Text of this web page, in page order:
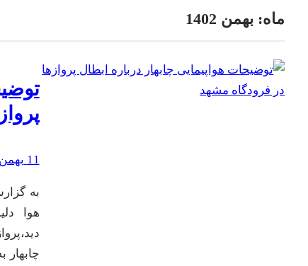
ماه: بهمن 1402
11 بهمن 1402
به
هوا
چابهار